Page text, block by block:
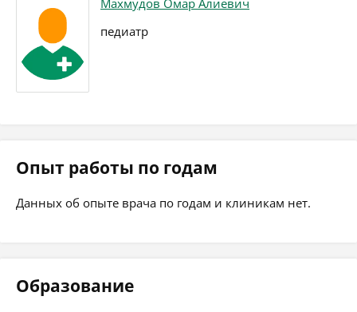
Махмудов Омар Алиевич
педиатр
Опыт работы по годам
Данных об опыте врача по годам и клиникам нет.
Образование